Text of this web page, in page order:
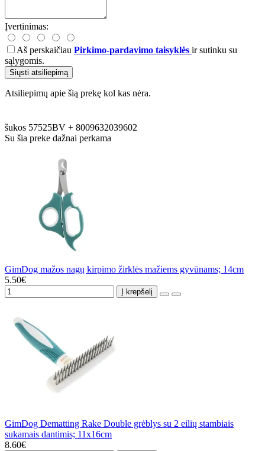
Įvertinimas:
Aš perskaičiau Pirkimo-pardavimo taisyklės ir sutinku su
sąlygomis.
Siųsti atsiliepimą
Atsiliepimų apie šią prekę kol kas nėra.
šukos 57525BV + 8009632039602
Su šia preke dažnai perkama
GimDog mažos nagų kirpimo žirklės mažiems gyvūnams; 14cm
5.50€
Į krepšelį
GimDog Dematting Rake Double grėblys su 2 eilių stambiais
sukamais dantimis; 11x16cm
8.60€